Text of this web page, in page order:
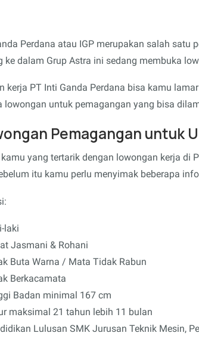
Perdana atau IGP merupakan salah satu
ke dalam Grup Astra ini sedang membuka
kerja PT Inti Ganda Perdana bisa kamu
lowongan untuk pemagangan yang bisa
Pemagangan untuk
yang tertarik dengan lowongan kerja di
itu kamu perlu menyimak beberapa
laki
Jasmani & Rohani
Buta Warna / Mata Tidak Rabun
Berkacamata
Badan minimal 167 cm
maksimal 21 tahun lebih 11 bulan
Lulusan SMK Jurusan Teknik Mesin,